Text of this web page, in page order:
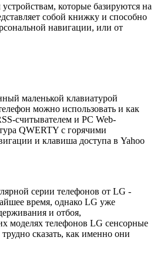
которые базируются на
собой книжку и способно
навигации, или от
маленькой клавиатурой
можно использовать и как
считывателем и PC Web-
QWERTY с горячими
и клавиша доступа в Yahoo
серии телефонов от LG -
время, однако LG уже
и отбоя,
моделях телефонов LG сенсорные
сказать, как именно они